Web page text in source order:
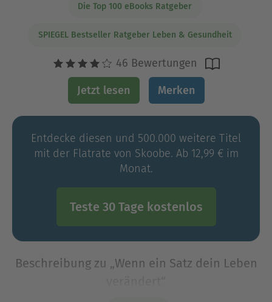
Die Top 100 eBooks Ratgeber
SPIEGEL Bestseller Ratgeber Leben & Gesundheit
46 Bewertungen
Jetzt lesen Merken
Entdecke diesen und 500.000 weitere Titel
mit der Flatrate von Skoobe. Ab 12,99 € im
Monat.
Teste 30 Tage kostenlos
Beschreibung zu „Wenn ein Satz dein Leben